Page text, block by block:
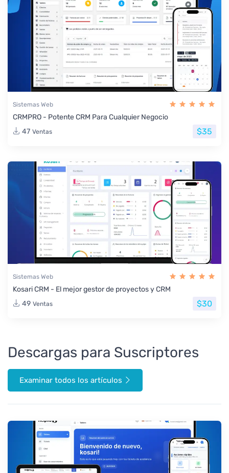
Sistemas Web
CRMPRO - Potente CRM Para Cualquier Negocio
47 Ventas $35
Sistemas Web
Kosari CRM - El mejor gestor de proyectos y CRM
49 Ventas $30
Descargas para Suscriptores
Examinar todos los artículos